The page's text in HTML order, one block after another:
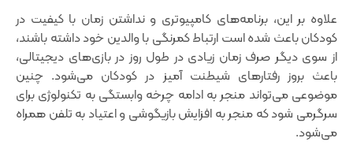
علاوه بر این‌، برنامه‌های کامپیوتری و نداشتن زمان با کیفیت در
کودکان باعث شده است ارتباط کمرنگی با والدین خود داشته باشند‌،
از سوی دیگر صرف زمان زیادی در طول روز در بازی‌های دیجیتالی،
باعث بروز رفتارهای شیطنت آمیز در کودکان می‌شود. چنین
موضوعی می‌تواند منجر به ادامه چرخه وابستگی به تکنولوژی برای
سرگرمی‌‌ شود که منجر به افزایش بازیگوشی و اعتیاد به تلفن همراه
می‌شود.